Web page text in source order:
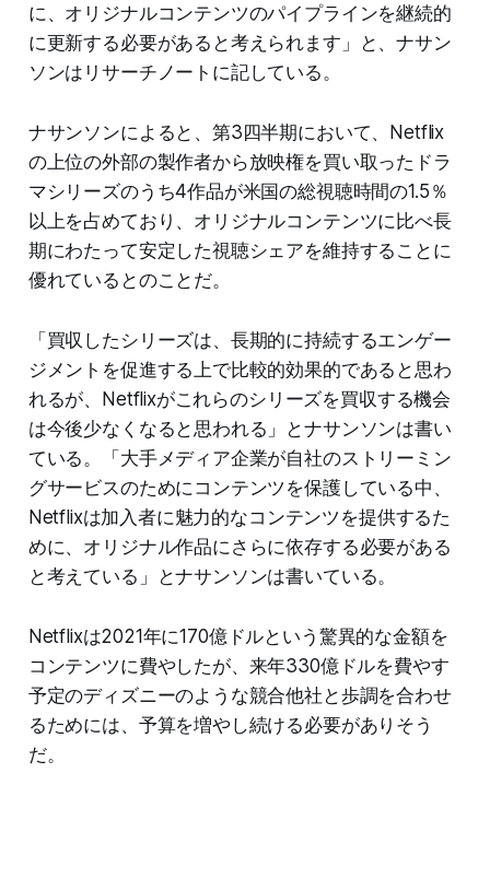
に、オリジナルコンテンツのパイプラインを継続的
に更新する必要があると考えられます」と、ナサン
ソンはリサーチノートに記している。
ナサンソンによると、第3四半期において、Netflix
の上位の外部の製作者から放映権を買い取ったドラ
マシリーズのうち4作品が米国の総視聴時間の1.5％
以上を占めており、オリジナルコンテンツに比べ長
期にわたって安定した視聴シェアを維持することに
優れているとのことだ。
「買収したシリーズは、長期的に持続するエンゲー
ジメントを促進する上で比較的効果的であると思わ
れるが、Netflixがこれらのシリーズを買収する機会
は今後少なくなると思われる」とナサンソンは書い
ている。「大手メディア企業が自社のストリーミン
グサービスのためにコンテンツを保護している中、
Netflixは加入者に魅力的なコンテンツを提供するた
めに、オリジナル作品にさらに依存する必要がある
と考えている」とナサンソンは書いている。
Netflixは2021年に170億ドルという驚異的な金額を
コンテンツに費やしたが、来年330億ドルを費やす
予定のディズニーのような競合他社と歩調を合わせ
るためには、予算を増やし続ける必要がありそう
だ。